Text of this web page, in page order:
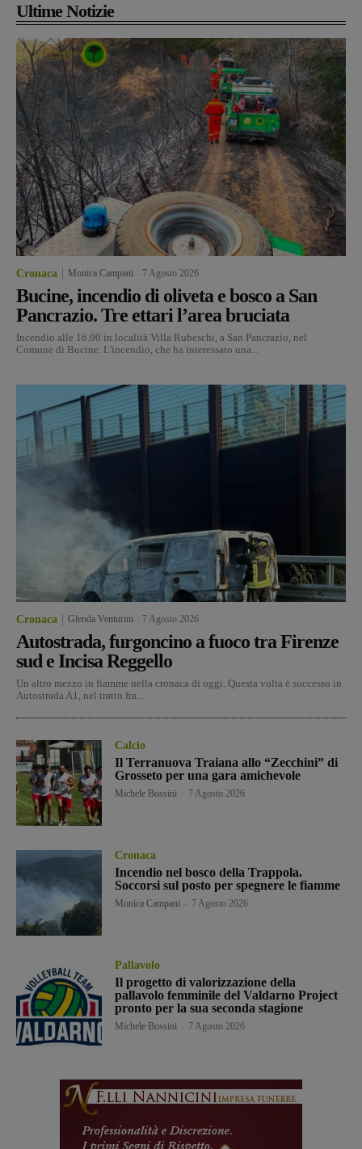
Ultime Notizie
Cronaca Monica Campani 7 Agosto 2026
Bucine, incendio di oliveta e bosco a San
Pancrazio. Tre ettari l’area bruciata
Incendio alle 16.00 in località Villa Rubeschi, a San Pancrazio, nel
Comune di Bucine. L'incendio, che ha interessato una...
Cronaca Glenda Venturini 7 Agosto 2026
Autostrada, furgoncino a fuoco tra Firenze
sud e Incisa Reggello
Un altro mezzo in fiamme nella cronaca di oggi. Questa volta è successo in
Autostrada A1, nel tratto fra...
Calcio
Il Terranuova Traiana allo “Zecchini” di
Grosseto per una gara amichevole
Michele Bossini 7 Agosto 2026
Cronaca
Incendio nel bosco della Trappola.
Soccorsi sul posto per spegnere le fiamme
Monica Campani 7 Agosto 2026
Pallavolo
Il progetto di valorizzazione della
pallavolo femminile del Valdarno Project
pronto per la sua seconda stagione
Michele Bossini 7 Agosto 2026